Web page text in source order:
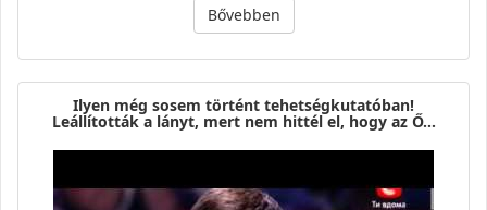
Bővebben
Ilyen még sosem történt tehetségkutatóban!
Leállították a lányt, mert nem hittél el, hogy az Ő…